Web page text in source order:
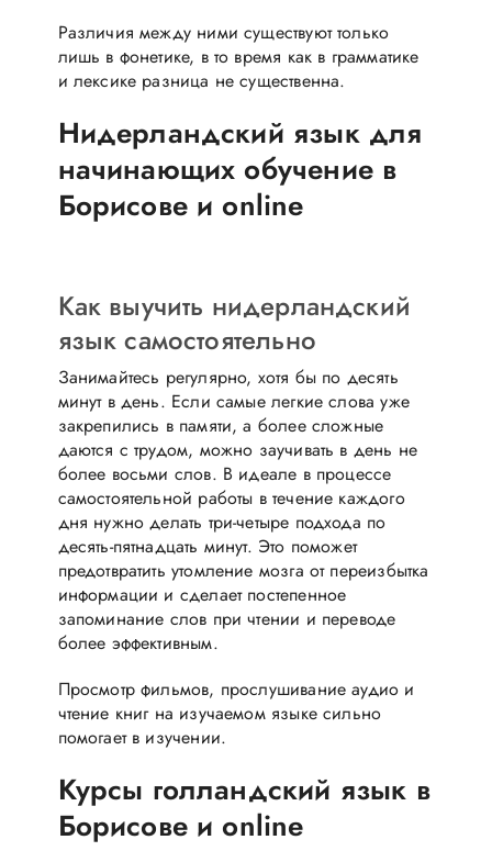
Различия между ними существуют только
лишь в фонетике, в то время как в грамматике
и лексике разница не существенна.
Нидерландский язык для
начинающих обучение в
Борисове и online
Как выучить нидерландский
язык самостоятельно
Занимайтесь регулярно, хотя бы по десять
минут в день. Если самые легкие слова уже
закрепились в памяти, а более сложные
даются с трудом, можно заучивать в день не
более восьми слов. В идеале в процессе
самостоятельной работы в течение каждого
дня нужно делать три-четыре подхода по
десять-пятнадцать минут. Это поможет
предотвратить утомление мозга от переизбытка
информации и сделает постепенное
запоминание слов при чтении и переводе
более эффективным.
Просмотр фильмов, прослушивание аудио и
чтение книг на изучаемом языке сильно
помогает в изучении.
Курсы голландский язык в
Борисове и online